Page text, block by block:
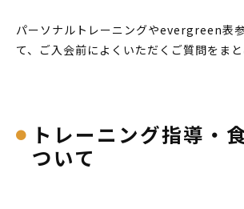
パーソナルトレーニングやevergreen表
て、ご入会前によくいただくご質問をまと
トレーニング指導・
ついて